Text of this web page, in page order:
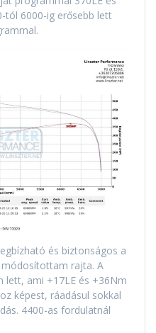
tól 6000-ig erősebb lett
és biztonságos a
rajta. A
lett, ami +17LE és +36Nm
képest, ráadásul sokkal
4400-as fordulatnál